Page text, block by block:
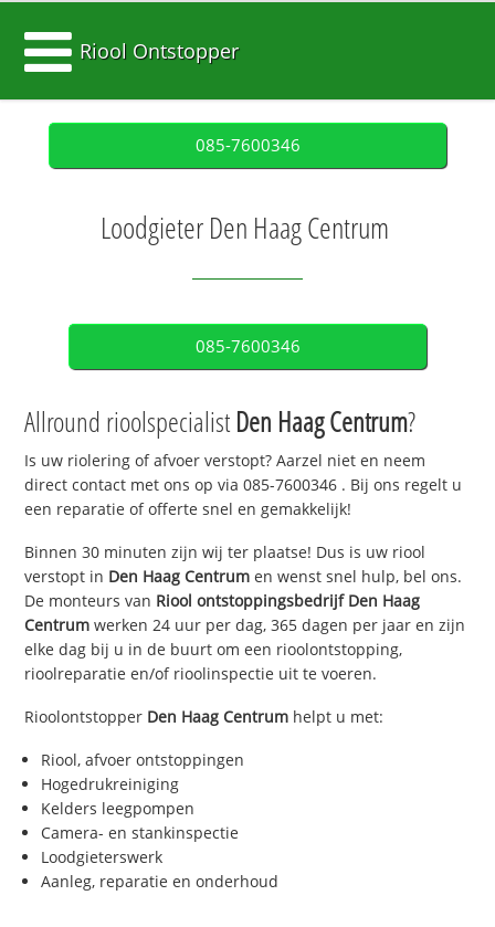
Riool Ontstopper
085-7600346
Loodgieter Den Haag Centrum
085-7600346
Allround rioolspecialistDen Haag Centrum?
Is uw riolering of afvoer verstopt? Aarzel niet en neem
direct contact met ons op via085-7600346 . Bij ons regelt u
een reparatie of offerte snel en gemakkelijk!
Binnen 30 minuten zijn wij ter plaatse! Dus is uw riool
verstopt in Den Haag Centrum en wenst snel hulp, bel ons.
De monteurs van Riool ontstoppingsbedrijf Den Haag
Centrum werken 24 uur per dag, 365 dagen per jaar en zijn
elke dag bij u in de buurt om een rioolontstopping,
rioolreparatie en/of rioolinspectie uit te voeren.
Rioolontstopper Den Haag Centrum helpt u met:
Riool, afvoer ontstoppingen
Hogedrukreiniging
Kelders leegpompen
Camera- en stankinspectie
Loodgieterswerk
Aanleg, reparatie en onderhoud